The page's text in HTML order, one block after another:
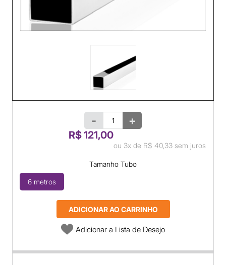
- +
R$ 121,00
ou 3x de R$ 40,33sem juros
Tamanho Tubo
6 metros
ADICIONAR AO CARRINHO
Adicionar a Lista de Desejo